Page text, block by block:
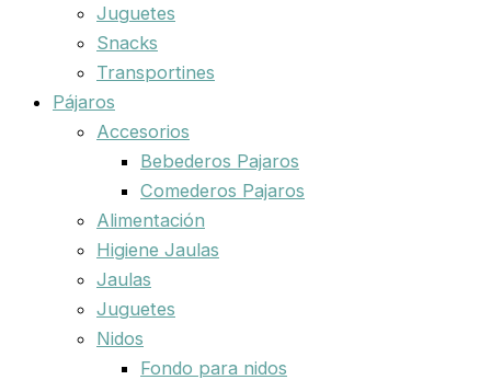
Juguetes
Snacks
Transportines
Pájaros
Accesorios
Bebederos Pajaros
Comederos Pajaros
Alimentación
Higiene Jaulas
Jaulas
Juguetes
Nidos
Fondo para nidos